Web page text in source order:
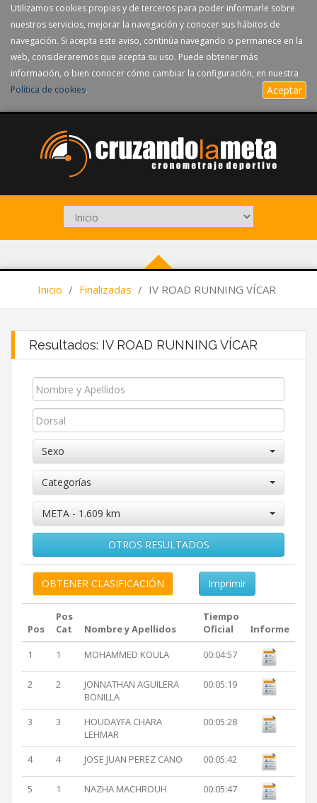
Utilizamos cookies propias y de terceros para poder informarle sobre
nuestros servicios, mejorar la navegación y conocer sus hábitos de
navegación. Si acepta este aviso, continúa navegando o permanece en la
web, consideraremos que acepta su uso. Puede obtener más
información, o bien conocer cómo cambiar la configuración, en nuestra
Política de cookies. Aceptar
Inicio / Finalizadas / IV ROAD RUNNING VÍCAR
Resultados: IV ROAD RUNNING VÍCAR
Sexo
Categorías
META - 1.609 km
OTROS RESULTADOS
Imprimir
Pos
Pos
Cat
Nombre y Apellidos
Tiempo
Oficial
Informe
1
1 MOHAMMED KOULA 00:04:57
2 2
JONNATHAN AGUILERA
BONILLA
00:05:19
3 3
HOUDAYFA CHARA
LEHMAR
00:05:28
4 4 JOSE JUAN PEREZ CANO 00:05:42
5 1 NAZHA MACHROUH 00:05:47